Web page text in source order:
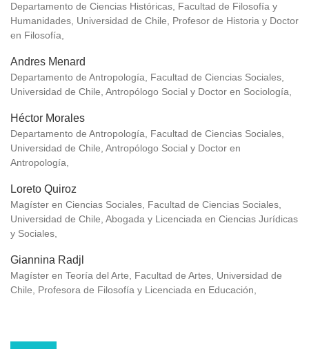
Departamento de Ciencias Históricas, Facultad de Filosofía y
Humanidades, Universidad de Chile, Profesor de Historia y Doctor
en Filosofía,
Andres Menard
Departamento de Antropología, Facultad de Ciencias Sociales,
Universidad de Chile, Antropólogo Social y Doctor en Sociología,
Héctor Morales
Departamento de Antropología, Facultad de Ciencias Sociales,
Universidad de Chile, Antropólogo Social y Doctor en
Antropología,
Loreto Quiroz
Magíster en Ciencias Sociales, Facultad de Ciencias Sociales,
Universidad de Chile, Abogada y Licenciada en Ciencias Jurídicas
y Sociales,
Giannina Radjl
Magíster en Teoría del Arte, Facultad de Artes, Universidad de
Chile, Profesora de Filosofía y Licenciada en Educación,